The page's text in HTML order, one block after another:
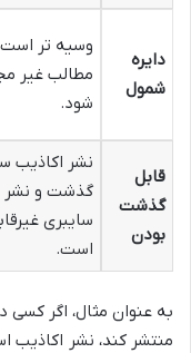
دایره
شمول
وسیه تر
مطالب غیر
شود.
قابل
گذشت
بودن
نشر اکاذیب
گذشت و نشر
سایبری
است.
به عنوان مثال، اگر
منتشر کند، نشر اکاذیب